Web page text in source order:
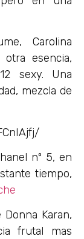
Carolina
esencia,
sexy. Una
mezcla de
nº 5, en
tiempo,
Karan,
frutal mas